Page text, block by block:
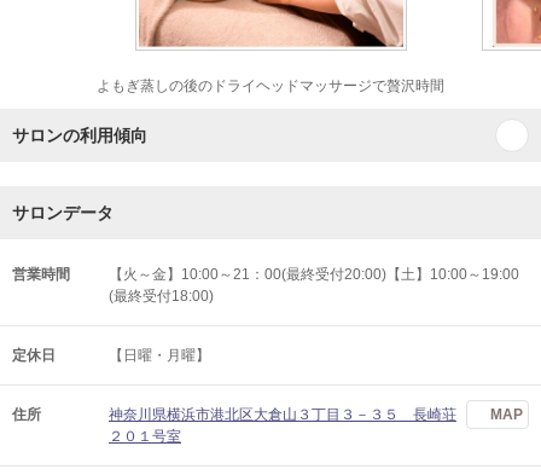
よもぎ蒸しの後のドライヘッドマッサージで贅沢時間
サロンの利用傾向
サロンデータ
営業時間
【火～金】10:00～21：00(最終受付20:00)【土】10:00～19:00
(最終受付18:00)
定休日 【日曜・月曜】
住所
神奈川県横浜市港北区大倉山３丁目３－３５ 長崎荘
２０１号室
MAP